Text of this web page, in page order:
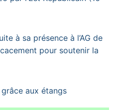
à sa présence à l’AG de
pour soutenir la
aux étangs